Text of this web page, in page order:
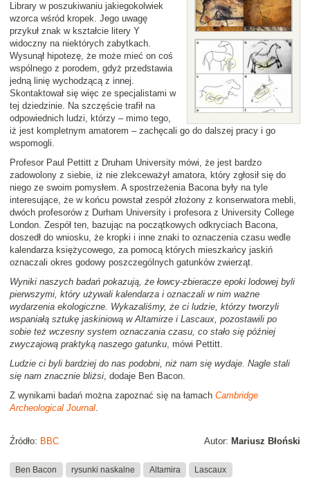
Library w poszukiwaniu jakiegokolwiek
wzorca wśród kropek. Jego uwagę
przykuł znak w kształcie litery Y
widoczny na niektórych zabytkach.
Wysunął hipotezę, że może mieć on coś
wspólnego z porodem, gdyż przedstawia
jedną linię wychodzącą z innej.
Skontaktował się więc ze specjalistami w
tej dziedzinie. Na szczęście trafił na
odpowiednich ludzi, którzy – mimo tego,
iż jest kompletnym amatorem – zachęcali go do dalszej pracy i go
wspomogli.
Profesor Paul Pettitt z Druham University mówi, że jest bardzo
zadowolony z siebie, iż nie zlekceważył amatora, który zgłosił się do
niego ze swoim pomysłem. A spostrzeżenia Bacona były na tyle
interesujące, że w końcu powstał zespół złożony z konserwatora mebli,
dwóch profesorów z Durham University i profesora z University College
London. Zespół ten, bazując na początkowych odkryciach Bacona,
doszedł do wniosku, że kropki i inne znaki to oznaczenia czasu wedle
kalendarza księżycowego, za pomocą których mieszkańcy jaskiń
oznaczali okres godowy poszczególnych gatunków zwierząt.
Wyniki naszych badań pokazują, że łowcy-zbieracze epoki lodowej byli
pierwszymi, który używali kalendarza i oznaczali w nim ważne
wydarzenia ekologiczne. Wykazaliśmy, że ci ludzie, którzy tworzyli
wspaniałą sztukę jaskiniową w Altamirze i Lascaux, pozostawili po
sobie też wczesny system oznaczania czasu, co stało się później
zwyczajową praktyką naszego gatunku, mówi Pettitt.
Ludzie ci byli bardziej do nas podobni, niż nam się wydaje. Nagle stali
się nam znacznie bliżsi, dodaje Ben Bacon.
Z wynikami badań można zapoznać się na łamach Cambridge
Archeological Journal.
Autor: Mariusz Błoński
Źródło: BBC
Ben Bacon rysunki naskalne Altamira Lascaux